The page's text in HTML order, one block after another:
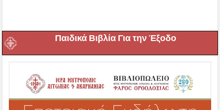
Παιδικά Βιβλία Για την Έξοδο